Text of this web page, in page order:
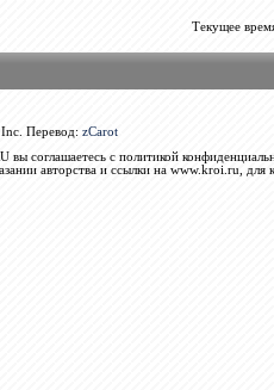
Текущее
Перевод: zCarot
соглашаетесь с политикой
авторства и ссылки на www.kroi.ru, для